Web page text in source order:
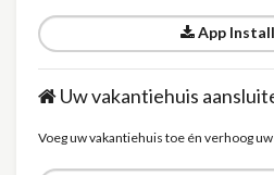
App
Uw vakantiehuis
Voeg uw vakantiehuis toe én verhoog